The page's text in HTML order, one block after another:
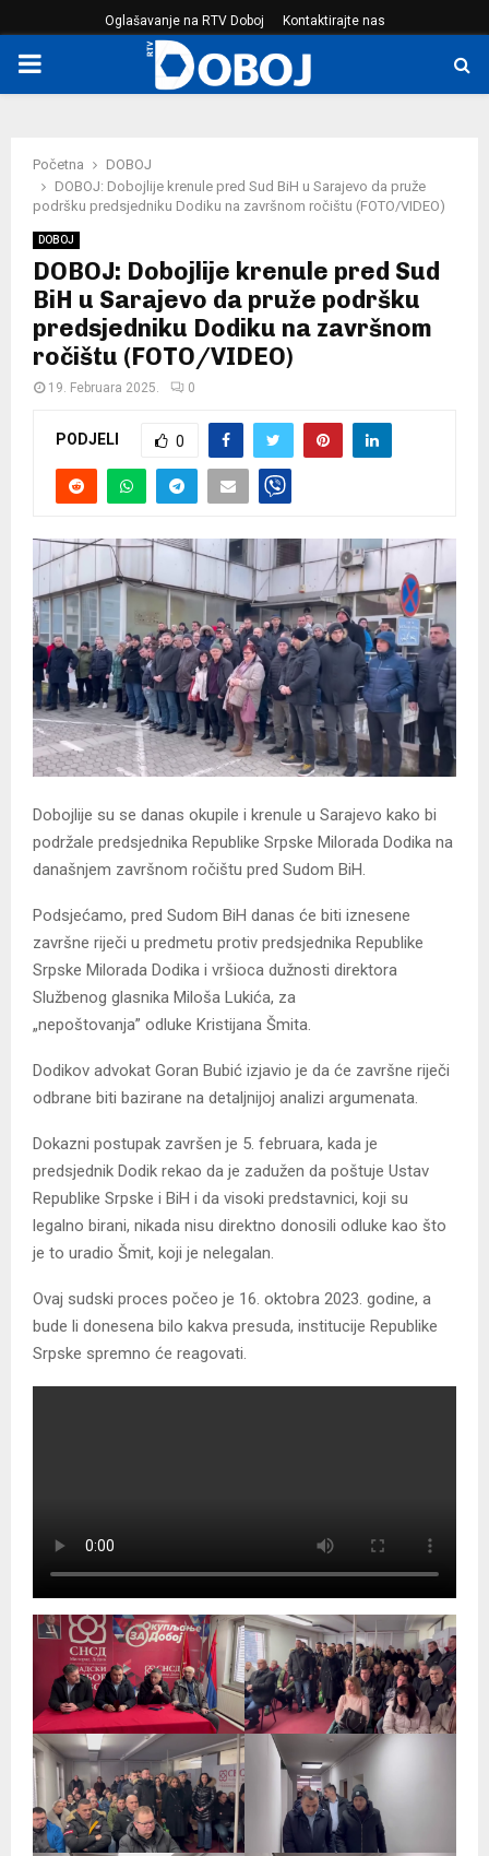
Oglašavanje na RTV Doboj Kontaktirajte nas
PRIMARY
Početna
DOBOJ
DOBOJ: Dobojlije krenule pred Sud BiH u Sarajevo da pruže
podršku predsjedniku Dodiku na završnom ročištu (FOTO/VIDEO)
DOBOJ
DOBOJ: Dobojlije krenule pred Sud
BiH u Sarajevo da pruže podršku
predsjedniku Dodiku na završnom
ročištu (FOTO/VIDEO)
19. Februara 2025. 0
PODJELI 0
Dobojlije su se danas okupile i krenule u Sarajevo kako bi
podržale predsjednika Republike Srpske Milorada Dodika na
današnjem završnom ročištu pred Sudom BiH.
Podsjećamo, pred Sudom BiH danas će biti iznesene
završne riječi u predmetu protiv predsjednika Republike
Srpske Milorada Dodika i vršioca dužnosti direktora
Službenog glasnika Miloša Lukića, za
„nepoštovanja” odluke Kristijana Šmita.
Dodikov advokat Goran Bubić izjavio je da će završne riječi
odbrane biti bazirane na detaljnijoj analizi argumenata.
Dokazni postupak završen je 5. februara, kada je
predsjednik Dodik rekao da je zadužen da poštuje Ustav
Republike Srpske i BiH i da visoki predstavnici, koji su
legalno birani, nikada nisu direktno donosili odluke kao što
je to uradio Šmit, koji je nelegalan.
Ovaj sudski proces počeo je 16. oktobra 2023. godine, a
bude li donesena bilo kakva presuda, institucije Republike
Srpske spremno će reagovati.